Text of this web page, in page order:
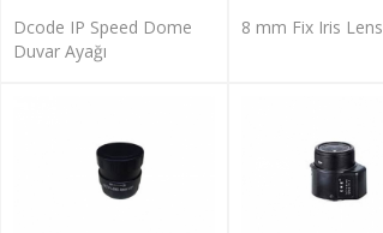
Dcode IP Speed Dome
Duvar Ayağı
8 mm Fix Iris Lens